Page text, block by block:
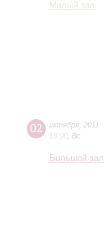
Малый зал
02 октября 2011
19:00 Вс
Большой зал